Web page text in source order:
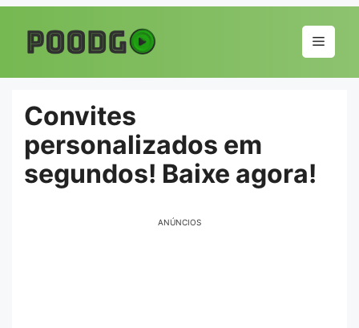
para
conteúdo
Menu
Convites
personalizados em
segundos! Baixe agora!
ANÚNCIOS